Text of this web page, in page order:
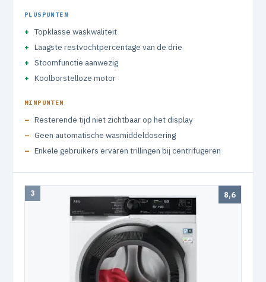
PLUSPUNTEN
Topklasse waskwaliteit
Laagste restvochtpercentage van de drie
Stoomfunctie aanwezig
Koolborstelloze motor
MINPUNTEN
Resterende tijd niet zichtbaar op het display
Geen automatische wasmiddeldosering
Enkele gebruikers ervaren trillingen bij centrifugeren
3 8,6